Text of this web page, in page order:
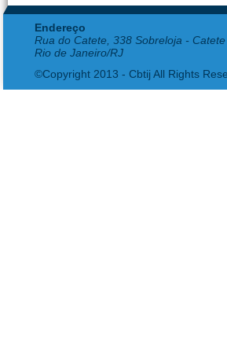
Endereço
Rua do Catete, 338 Sobreloja - Catete
Rio de Janeiro/RJ
©Copyright 2013 - Cbtij All Rights